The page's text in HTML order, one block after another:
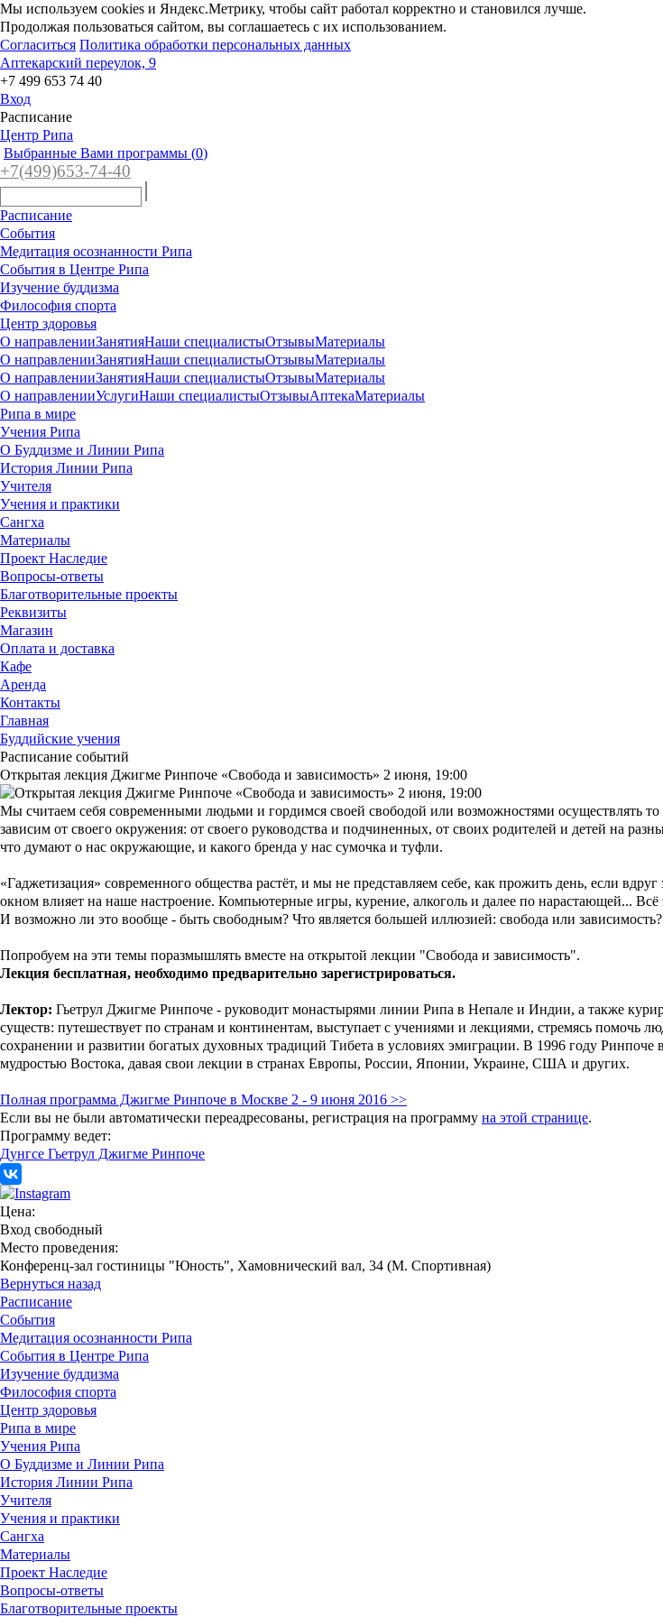
Мы используем cookies и Яндекс.Метрику, чтобы сайт работал корректно и становился лучше.
Продолжая пользоваться сайтом, вы соглашаетесь с их использованием.
Согласиться Политика обработки персональных данных
Аптекарский переулок, 9
+7 499 653 74 40
Вход
Расписание
Центр Рипа
Выбранные Вами программы (0)
+7(499)653-74-40
Расписание
События
Медитация осознанности Рипа
События в Центре Рипа
Изучение буддизма
Философия спорта
Центр здоровья
О направленииЗанятияНаши специалистыОтзывыМатериалы
О направленииЗанятияНаши специалистыОтзывыМатериалы
О направленииЗанятияНаши специалистыОтзывыМатериалы
О направленииУслугиНаши специалистыОтзывыАптекаМатериалы
Рипа в мире
Учения Рипа
О Буддизме и Линии Рипа
История Линии Рипа
Учителя
Учения и практики
Сангха
Материалы
Проект Наследие
Вопросы-ответы
Благотворительные проекты
Реквизиты
Магазин
Оплата и доставка
Кафе
Аренда
Контакты
Главная
Буддийские учения
Расписание событий
Открытая лекция Джигме Ринпоче «Свобода и зависимость» 2 июня, 19:00
Мы считаем себя современными людьми и гордимся своей свободой или возможностями осуществлять
зависим от своего окружения: от своего руководства и подчиненных, от своих родителей и детей на
что думают о нас окружающие, и какого бренда у нас сумочка и туфли.
«Гаджетизация» современного общества растёт, и мы не представляем себе, как прожить день, если
окном влияет на наше настроение. Компьютерные игры, курение, алкоголь и далее по нарастающей...
И возможно ли это вообще - быть свободным? Что является большей иллюзией: свобода или зависимость?
Попробуем на эти темы поразмышлять вместе на открытой лекции "Свобода и зависимость".
Лекция бесплатная, необходимо предварительно зарегистрироваться.
Лектор: Гьетрул Джигме Ринпоче - руководит монастырями линии Рипа в Непале и Индии, а также
существ: путешествует по странам и континентам, выступает с учениями и лекциями, стремясь
сохранении и развитии богатых духовных традиций Тибета в условиях эмиграции. В 1996 году
мудростью Востока, давая свои лекции в странах Европы, России, Японии, Украине, США и других.
Полная программа Джигме Ринпоче в Москве 2 - 9 июня 2016 >>
Если вы не были автоматически переадресованы, регистрация на программу на этой странице.
Программу ведет:
Дунгсе Гьетрул Джигме Ринпоче
Цена:
Вход свободный
Место проведения:
Конференц-зал гостиницы "Юность", Хамовнический вал, 34 (М. Спортивная)
Вернуться назад
Расписание
События
Медитация осознанности Рипа
События в Центре Рипа
Изучение буддизма
Философия спорта
Центр здоровья
Рипа в мире
Учения Рипа
О Буддизме и Линии Рипа
История Линии Рипа
Учителя
Учения и практики
Сангха
Материалы
Проект Наследие
Вопросы-ответы
Благотворительные проекты